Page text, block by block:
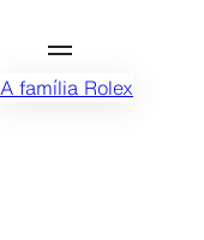
A família Rolex